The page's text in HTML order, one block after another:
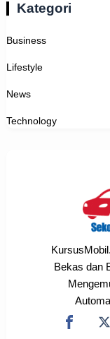
Kategori
Business
Lifestyle
News
Technology
Bekas dan